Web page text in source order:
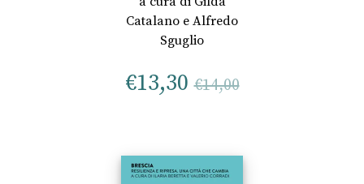
Catalano e Alfredo
Sguglio
€13,30 €14,00